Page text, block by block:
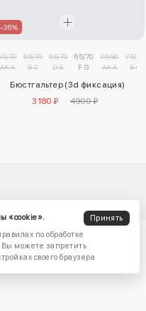
–36%
70
AA A
65/70
B C
65/70
D E
65/70
F G
75/80
AA A
75/80
B C
Бюстгальтер (3d фиксация)
3180 ₽
4900 ₽
«cookie».
Принять
по обработке
Вы можете запретить
своего браузера